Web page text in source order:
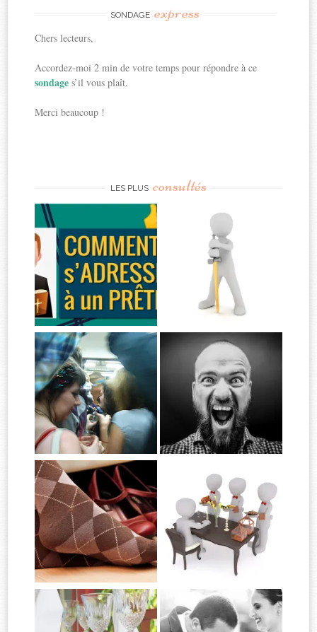
SONDAGE express
Chers lecteurs,
Accordez-moi 2 min de votre temps pour répondre à ce
sondages’il vous plaît.
Merci beaucoup !
LES PLUS consultés